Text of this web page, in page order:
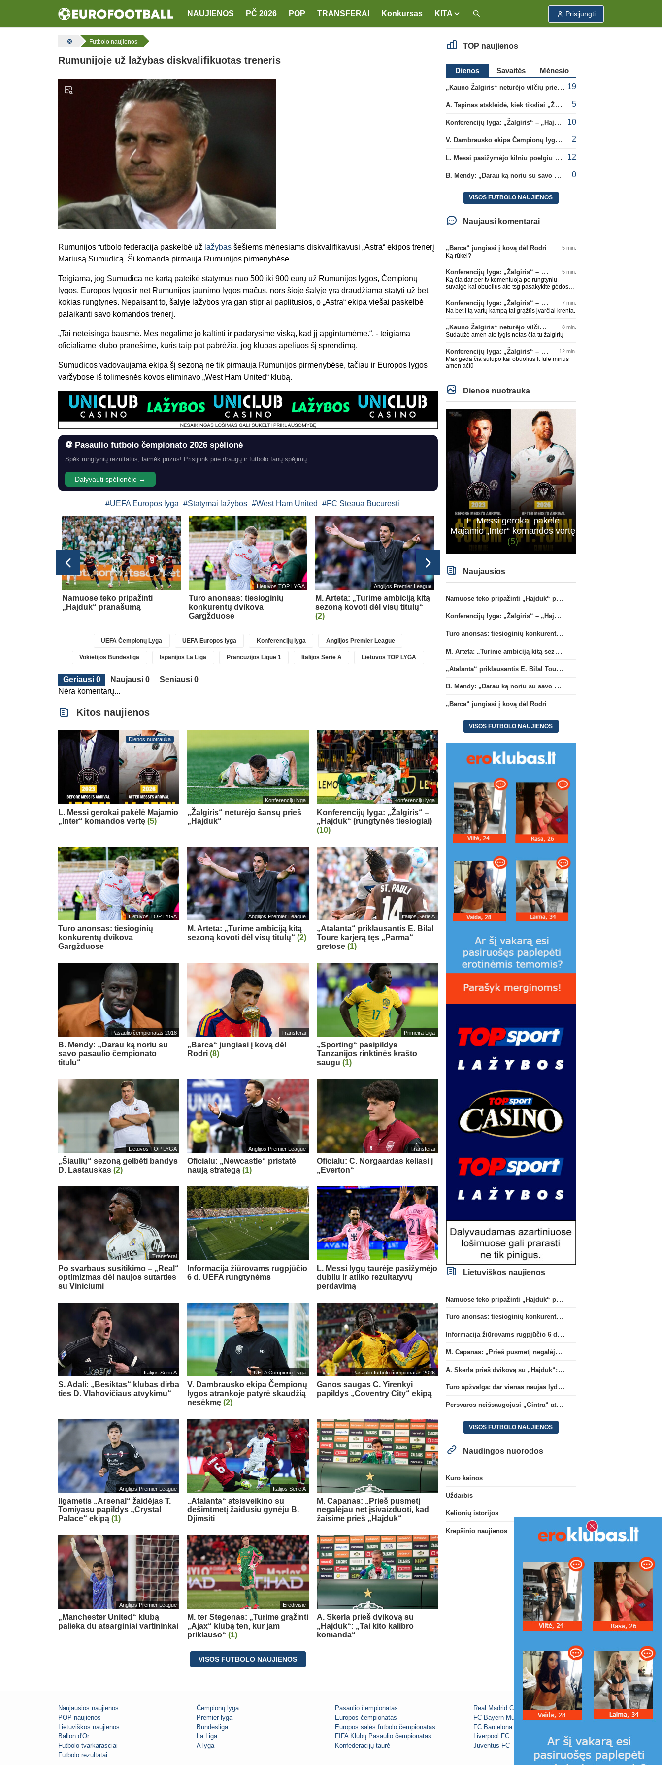
NAUJIENOS PČ 2026 POP TRANSFERAI Konkursas KITA Prisijungti
Futbolo naujienos
Rumunijoje už lažybas diskvalifikuotas treneris
Rumunijos futbolo federacija paskelbė už lažybas šešiems mėnesiams diskvalifikavusi „Astra“ ekipos trenerį
Mariusą Sumudicą. Ši komanda pirmauja Rumunijos pirmenybėse.
Teigiama, jog Sumudica ne kartą pateikė statymus nuo 500 iki 900 eurų už Rumunijos lygos, Čempionų
lygos, Europos lygos ir net Rumunijos jaunimo lygos mačus, nors šioje šalyje yra draudžiama statyti už bet
kokias rungtynes. Nepaisant to, šalyje lažybos yra gan stipriai paplitusios, o „Astra“ ekipa viešai paskelbė
palaikanti savo komandos trenerį.
„Tai neteisinga bausmė. Mes negalime jo kaltinti ir padarysime viską, kad jį apgintumėme.“, - teigiama
oficialiame klubo pranešime, kuris taip pat pabrėžia, jog klubas apeliuos šį sprendimą.
Sumudicos vadovaujama ekipa šį sezoną ne tik pirmauja Rumunijos pirmenybėse, tačiau ir Europos lygos
varžybose iš tolimesnės kovos eliminavo „West Ham United“ klubą.
⚽ Pasaulio futbolo čempionato 2026 spėlionė
Spėk rungtynių rezultatus, laimėk prizus! Prisijunk prie draugų ir futbolo fanų spėjimų.
Dalyvauti spėlionėje →
#UEFA Europos lyga #Statymai lažybos #West Ham United #FC Steaua Bucuresti
Namuose teko pripažinti
„Hajduk“ pranašumą
Lietuvos TOP LYGA
Turo anonsas: tiesioginių
konkurentų dvikova
Gargžduose
Anglijos Premier League
M. Arteta: „Turime ambiciją kitą
sezoną kovoti dėl visų titulų“
(2)
„Atalanta“ priklausantis E. Bilal
gretose(1)
UEFA Čempionų Lyga UEFA Europos lyga Konferencijų lyga Anglijos Premier League
Vokietijos Bundesliga Ispanijos La Liga Prancūzijos Ligue 1 Italijos Serie A Lietuvos TOP LYGA
Geriausi 0 Naujausi 0
Seniausi 0
Nėra komentarų...
Kitos naujienos
Dienos nuotrauka
L. Messi gerokai pakėlė Majamio
„Inter“ komandos vertę (5)
Konferencijų lyga
„Žalgiris“ neturėjo šansų prieš
„Hajduk“
Konferencijų lyga
Konferencijų lyga: „Žalgiris“ –
„Hajduk“ (rungtynės tiesiogiai)
(10)
Lietuvos TOP LYGA
Turo anonsas: tiesioginių
konkurentų dvikova
Gargžduose
Anglijos Premier League
M. Arteta: „Turime ambiciją kitą
sezoną kovoti dėl visų titulų“(2)
Italijos Serie A
„Atalanta“ priklausantis E. Bilal
Toure karjerą tęs „Parma“
gretose (1)
Pasaulio čempionatas 2018
B. Mendy: „Darau ką noriu su
savo pasaulio čempionato
titulu“
Transferai
„Barca“ jungiasi į kovą dėl
Rodri(8)
Primeira Liga
„Sporting“ pasipildys
Tanzanijos rinktinės krašto
saugu (1)
Lietuvos TOP LYGA
„Šiaulių“ sezoną gelbėti bandys
D. Lastauskas (2)
Anglijos Premier League
Oficialu: „Newcastle“ pristatė
naują strategą(1)
Transferai
Oficialu: C. Norgaardas keliasi į
„Everton“
Transferai
Po svarbaus susitikimo – „Real“
optimizmas dėl naujos sutarties
su Viniciumi
Informacija žiūrovams rugpjūčio
6 d. UEFA rungtynėms
L. Messi lygų taurėje pasižymėjo
dubliu ir atliko rezultatyvų
perdavimą
Italijos Serie A
S. Adali: „Besiktas“ klubas dirba
ties D. Vlahovičiaus atvykimu“
UEFA Čempionų Lyga
V. Dambrausko ekipa Čempionų
lygos atrankoje patyrė skaudžią
nesėkmę(2)
Pasaulio futbolo čempionatas 2026
Ganos saugas C. Yirenkyi
papildys „Coventry City“ ekipą
Anglijos Premier League
Ilgametis „Arsenal“ žaidėjas T.
Tomiyasu papildys „Crystal
Palace“ ekipą (1)
Italijos Serie A
„Atalanta“ atsisveikino su
dešimtmetį žaidusiu gynėju B.
Djimsiti
M. Capanas: „Prieš pusmetį
negalėjau net įsivaizduoti, kad
žaisime prieš „Hajduk“
Anglijos Premier League
„Manchester United“ klubą
palieka du atsarginiai vartininkai
Eredivisie
M. ter Stegenas: „Turime grąžinti
„Ajax“ klubą ten, kur jam
priklauso“(1)
A. Skerla prieš dvikovą su
„Hajduk“: „Tai kito kalibro
komanda“
VISOS FUTBOLO NAUJIENOS
TOP naujienos
Dienos Savaitės
Mėnesio
„Kauno Žalgiris“ neturėjo vilčių prieš „Dinamo“ 19
A. Tapinas atskleidė, kiek tiksliai „Žalgiris“ jau uždirbo iš UEFA premijų 5
Konferencijų lyga: „Žalgiris“ – „Hajduk“ (rungtynės tiesiogiai) 10
V. Dambrausko ekipa Čempionų lygos atrankoje patyrė skaudžią nesėkmę 2
L. Messi pasižymėjo kilniu poelgiu dėl kilusių gaisrų Madride 12
B. Mendy: „Darau ką noriu su savo pasaulio čempionato titulu“ 0
VISOS FUTBOLO NAUJIENOS
Naujausi komentarai
„Barca“ jungiasi į kovą dėl Rodri 5 min.
Ką rūkei?
Konferencijų lyga: „Žalgiris“ – „Hajduk“ (rungtynės tiesiogiai) 5 min.
Ką čia dar per tv komentuoja po rungtynių
suvalgė kai obuolius ate tsg pasakykite gėdos
Konferencijų lyga: „Žalgiris“ – „Hajduk“ (rungtynės tiesiogiai) 7 min.
Na bet į tą vartų kampą tai grąžūs įvarčiai krenta.
„Kauno Žalgiris“ neturėjo vilčių prieš „Dinamo“ 8 min.
Sudaužė amen ate lygis netas čia tų žalgirių
Konferencijų lyga: „Žalgiris“ – „Hajduk“ (rungtynės tiesiogiai) 12 min.
Max gėda čia sulupo kai obuolius lt fūlė mirius
amen ačiū
Dienos nuotrauka
L. Messi gerokai pakėlė
Majamio „Inter“ komandos vertę
(5)
Naujausios
Namuose teko pripažinti „Hajduk“ pranašumą
Konferencijų lyga: „Žalgiris“ – „Hajduk“ (rungtynės tiesiogiai)
Turo anonsas: tiesioginių konkurentų dvikova Gargžduose
M. Arteta: „Turime ambiciją kitą sezoną kovoti dėl visų titulų“
„Atalanta“ priklausantis E. Bilal Toure karjerą tęs „Parma“ gretose
B. Mendy: „Darau ką noriu su savo pasaulio čempionato titulu“
„Barca“ jungiasi į kovą dėl Rodri
VISOS FUTBOLO NAUJIENOS
Lietuviškos naujienos
Namuose teko pripažinti „Hajduk“ pranašumą
Turo anonsas: tiesioginių konkurentų dvikova Gargžduose
Informacija žiūrovams rugpjūčio 6 d. UEFA rungtynėms
M. Capanas: „Prieš pusmetį negalėjau net įsivaizduoti, kad žaisime prieš „Hajduk“
A. Skerla prieš dvikovą su „Hajduk“: „Tai kito kalibro komanda“
Turo apžvalga: dar vienas naujas lyderis
Persvaros neišsaugojusi „Gintra“ atrankos pusfinalyje nusileido Škotijos čempionėms
VISOS FUTBOLO NAUJIENOS
Naudingos nuorodos
Kuro kainos
Uždarbis
Kelionių istorijos
Krepšinio naujienos
Naujausios naujienos
POP naujienos
Lietuviškos naujienos
Ballon d'Or
Futbolo tvarkarasciai
Futbolo rezultatai
Čempionų lyga
Premier lyga
Bundesliga
La Liga
A lyga
Pasaulio čempionatas
Europos čempionatas
Europos salės futbolo čempionatas
FIFA Klubų Pasaulio čempionatas
Konfederacijų taurė
Real Madrid C.F.
FC Bayern Munich
FC Barcelona
Liverpool FC
Juventus FC